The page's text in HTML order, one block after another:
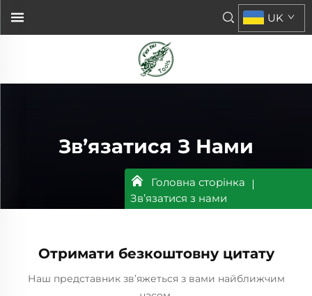
UK
Зв’язатися З Нами
Головна сторінка
Зв’язатися з нами
Отримати безкоштовну цитату
Наш представник зв’яжеться з вами найближчим